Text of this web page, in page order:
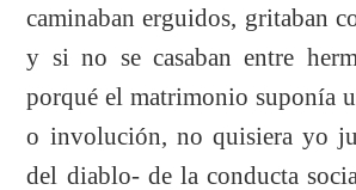
caminaban erguidos, gritaban
y si no se casaban entre
porqué el matrimonio suponía
o involución, no quisiera yo
del diablo- de la conducta